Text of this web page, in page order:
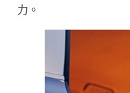
力。